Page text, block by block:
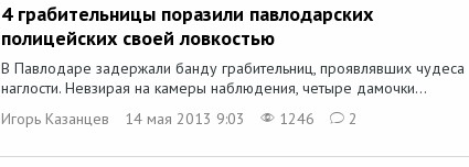
4 грабительницы поразили павлодарских
полицейских своей ловкостью
В Павлодаре задержали банду грабительниц, проявлявших чудеса
наглости. Невзирая на камеры наблюдения, четыре дамочки...
Игорь Казанцев
14 мая 2013 9:03 1246 2